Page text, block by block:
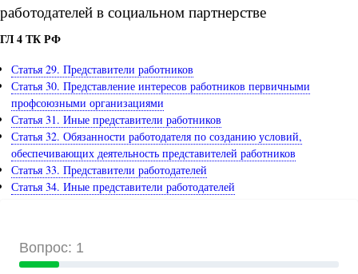
работодателей в социальном партнерстве
ГЛ 4 ТК РФ
Статья 29. Представители работников
Статья 30. Представление интересов работников первичными
профсоюзными организациями
Статья 31. Иные представители работников
Статья 32. Обязанности работодателя по созданию условий,
обеспечивающих деятельность представителей работников
Статья 33. Представители работодателей
Статья 34. Иные представители работодателей